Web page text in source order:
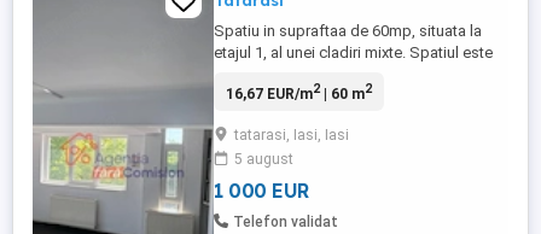
Spatiu in supraftaa de 60mp, situata la
etajul 1, al unei cladiri mixte. Spatiul este
pretabil pentru birouri,activitati scolare,
proprie, un punct sanitar si are acces la
mansarda, spatiu ideala pentru depozitare
sau amenajarea ...
16,67 EUR/m2| 60 m2
tatarasi, Iasi, Iasi
5 august
1 000 EUR
Telefon validat